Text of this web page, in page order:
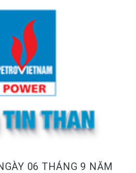
06 THÁNG 9 NĂM